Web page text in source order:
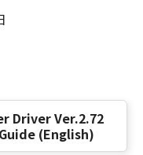
」およびその
了します。
契約書が終了
トウェア」およ
Driver Ver.2.72
(English)